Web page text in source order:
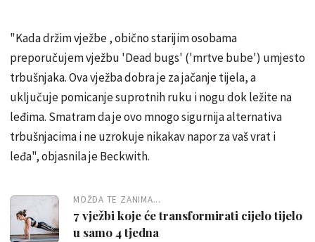
"Kada držim vježbe , obično starijim osobama
preporučujem vježbu 'Dead bugs' ('mrtve bube') umjesto
trbušnjaka. Ova vježba dobra je za jačanje tijela, a
uključuje pomicanje suprotnih ruku i nogu dok ležite na
leđima. Smatram da je ovo mnogo sigurnija alternativa
trbušnjacima i ne uzrokuje nikakav napor za vaš vrat i
leđa", objasnila je Beckwith.
MOŽDA TE ZANIMA...
7 vježbi koje će transformirati cijelo tijelo
u samo 4 tjedna